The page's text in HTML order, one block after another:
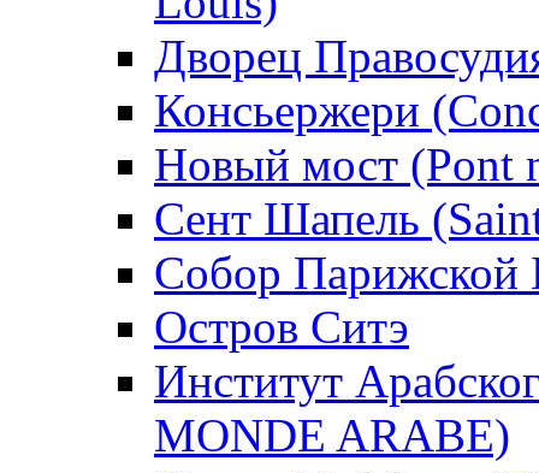
Дворец
Консьержери
Новый мост (Pont
Сент Шапель
Собор Парижской
Остров Ситэ
Институт
MONDE ARABE)